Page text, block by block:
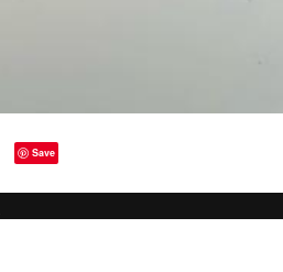
Save